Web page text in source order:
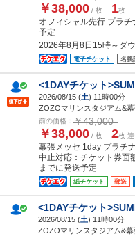
￥38,000 / 枚 1枚
オフィシャル先行 プラ
予定
2026年8月8日15時～ダ
電子チケット 名義
<1DAYチケット
2026/08/15 (土) 11時00分
ZOZOマリンスタジアム&
前の価格： ￥43,000
￥38,000 / 枚 2枚 連
幕張メッセ 1day プラチ
中止対応：チケット券面
までに発送予定
紙チケット 郵送
<1DAYチケット
2026/08/15 (土) 11時00分
ZOZOマリンスタジアム&